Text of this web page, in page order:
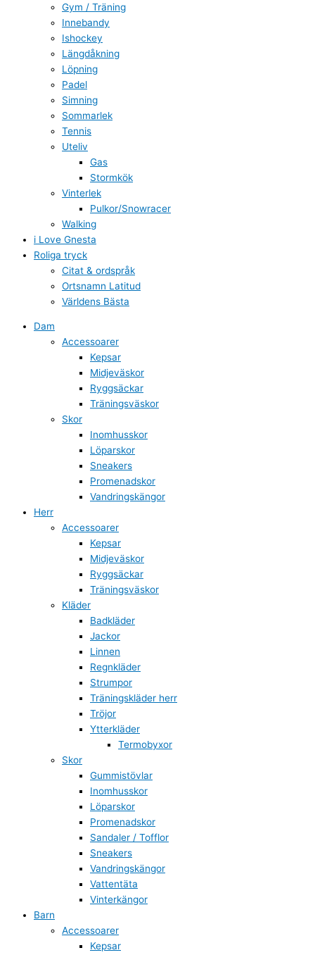
Gym / Träning
Innebandy
Ishockey
Längdåkning
Löpning
Padel
Simning
Sommarlek
Tennis
Uteliv
Gas
Stormkök
Vinterlek
Pulkor/Snowracer
Walking
i Love Gnesta
Roliga tryck
Citat & ordspråk
Ortsnamn Latitud
Världens Bästa
Dam
Accessoarer
Kepsar
Midjeväskor
Ryggsäckar
Träningsväskor
Skor
Inomhusskor
Löparskor
Sneakers
Promenadskor
Vandringskängor
Herr
Accessoarer
Kepsar
Midjeväskor
Ryggsäckar
Träningsväskor
Kläder
Badkläder
Jackor
Linnen
Regnkläder
Strumpor
Träningskläder herr
Tröjor
Ytterkläder
Termobyxor
Skor
Gummistövlar
Inomhusskor
Löparskor
Promenadskor
Sandaler / Tofflor
Sneakers
Vandringskängor
Vattentäta
Vinterkängor
Barn
Accessoarer
Kepsar